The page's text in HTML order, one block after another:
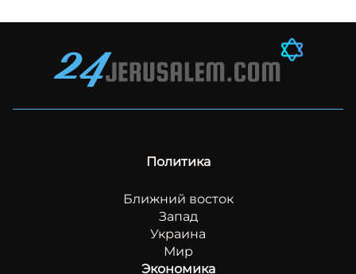
Политика
Ближний восток
Запад
Украина
Мир
Экономика